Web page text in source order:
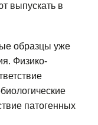
выпускать в
образцы уже
Физико-
патогенных